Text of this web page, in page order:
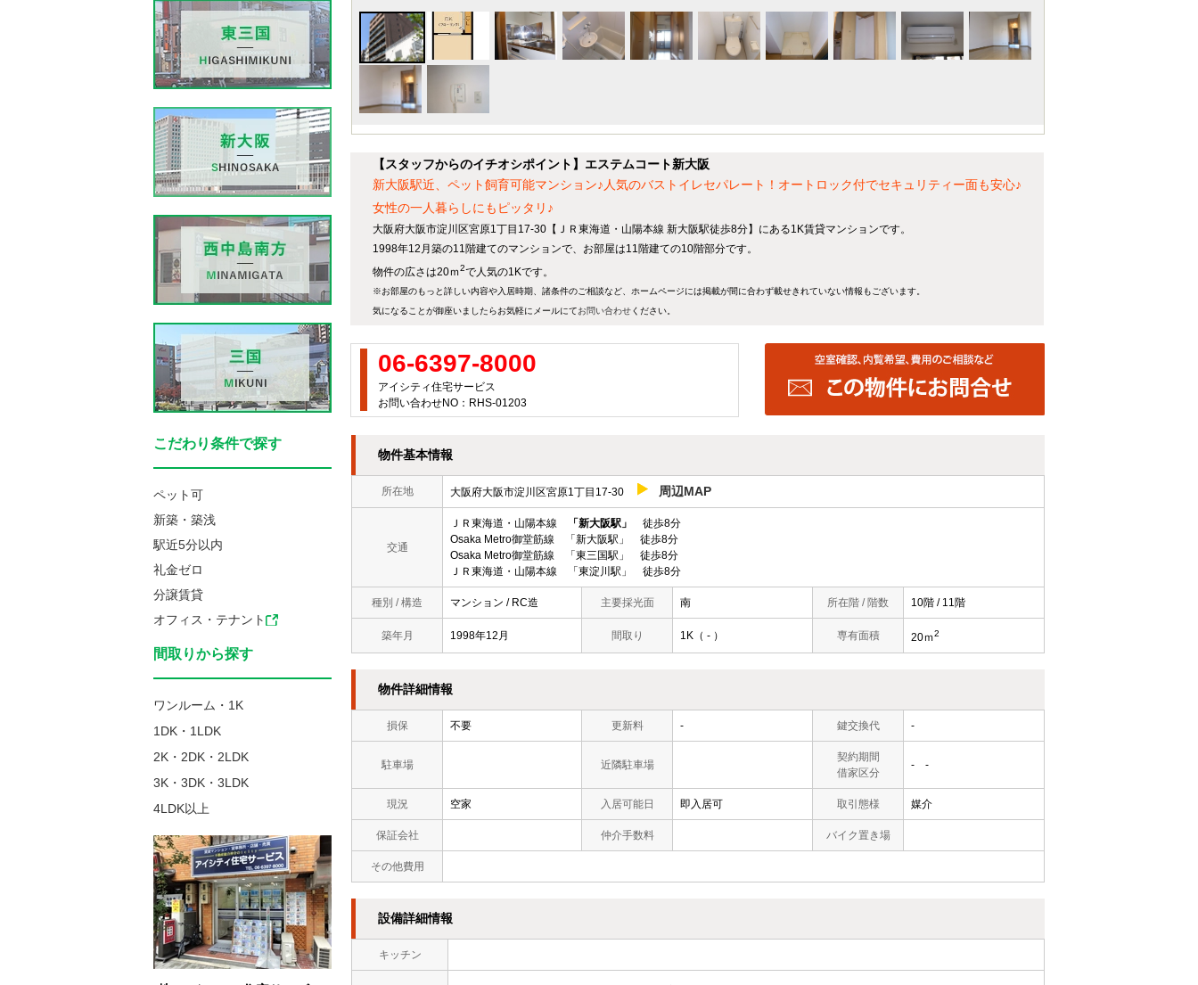
【スタッフからのイチオシポイント】エステムコート新大阪
新大阪駅近、ペット飼育可能マンション♪人気のバストイレセパレート！オートロック付でセキュリティー面も安心♪
女性の一人暮らしにもピッタリ♪
大阪府大阪市淀川区宮原1丁目17-30【ＪＲ東海道・山陽本線 新大阪駅徒歩8分】にある1K賃貸マンションです。
1998年12月築の11階建てのマンションで、お部屋は11階建ての10階部分です。
物件の広さは20ｍ2で人気の1Kです。
※お部屋のもっと詳しい内容や入居時期、諸条件のご相談など、ホームページには掲載が間に合わず載せきれていない情報もございます。
気になることが御座いましたらお気軽にメールにてお問い合わせください。
06-6397-8000
アイシティ住宅サービス
お問い合わせNO：RHS-01203
物件基本情報
所在地 大阪府大阪市淀川区宮原1丁目17-30 周辺MAP
交通
ＪＲ東海道・山陽本線 「新大阪駅」
徒歩8分
Osaka Metro御堂筋線 「新大阪駅」 徒歩8分
Osaka Metro御堂筋線 「東三国駅」 徒歩8分
ＪＲ東海道・山陽本線 「東淀川駅」 徒歩8分
種別 / 構造 マンション / RC造 主要採光面 南 所在階 / 階数 10階 / 11階
築年月 1998年12月 間取り 1K（ - ） 専有面積 20ｍ2
物件詳細情報
損保 不要 更新料 - 鍵交換代 -
駐車場 近隣駐車場
契約期間
借家区分
- -
現況 空家 入居可能日 即入居可 取引態様 媒介
保証会社 仲介手数料 バイク置き場
その他費用
設備詳細情報
キッチン
こだわり条件で探す
ペット可
新築・築浅
駅近5分以内
礼金ゼロ
分譲賃貸
オフィス・テナント
間取りから探す
ワンルーム・1K
1DK・1LDK
2K・2DK・2LDK
3K・3DK・3LDK
4LDK以上